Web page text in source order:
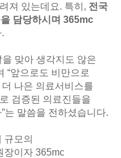
져 있는데요. 특히, 전국
담당하시며 365mc
맞아 생각지도 않은
“앞으로도 비만으로
나은 의료서비스를
검증된 의료진들을
는 말씀을 전하셨습니다.
규모의
장이자 365mc